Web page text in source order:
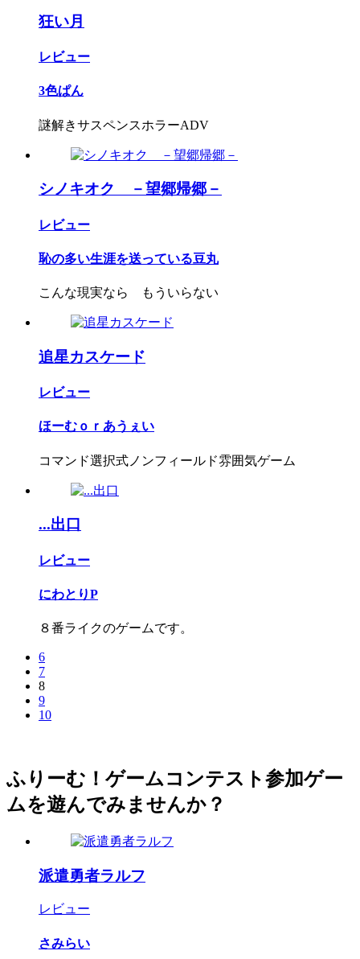
狂い月
レビュー
3色ぱん
謎解きサスペンスホラーADV
シノキオク －望郷帰郷－
レビュー
恥の多い生涯を送っている豆丸
こんな現実なら もういらない
追星カスケード
レビュー
ほーむｏｒあうぇい
コマンド選択式ノンフィールド雰囲気ゲーム
...出口
レビュー
にわとりP
８番ライクのゲームです。
6
7
8
9
10
ふりーむ！ゲームコンテスト参加ゲー
ムを遊んでみませんか？
派遣勇者ラルフ
レビュー
さみらい